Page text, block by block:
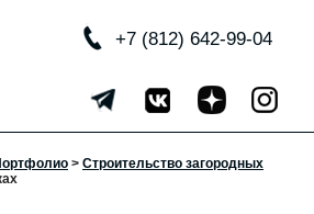
+7 (812) 642-99-04
> Строительство загородных